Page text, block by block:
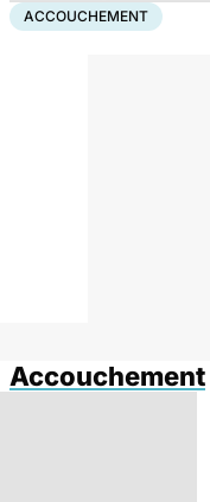
ACCOUCHEMENT
Accouchement